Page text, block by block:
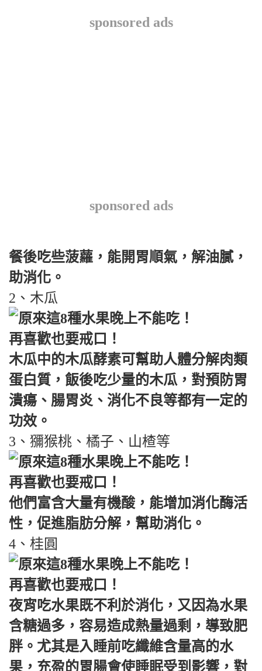
sponsored ads
sponsored ads
餐後吃些菠蘿，能開胃順氣，解油膩，
助消化。
2、木瓜
木瓜中的木瓜酵素可幫助人體分解肉類
蛋白質，飯後吃少量的木瓜，對預防胃
潰瘍、腸胃炎、消化不良等都有一定的
功效。
3、獼猴桃、橘子、山楂等
他們富含大量有機酸，能增加消化酶活
性，促進脂肪分解，幫助消化。
4、桂圓
夜宵吃水果既不利於消化，又因為水果
含糖過多，容易造成熱量過剩，導致肥
胖。尤其是入睡前吃纖維含量高的水
果，充盈的胃腸會使睡眠受到影響，對